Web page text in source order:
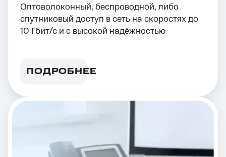
Оптоволоконный, беспроводной, либо
спутниковый доступ в сеть на скоростях до
10 Гбит/с и с высокой надёжностью
ПОДРОБНЕЕ